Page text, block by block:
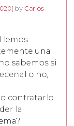
by Carlos
una
sabemos si
o no,
contratarlo.
la